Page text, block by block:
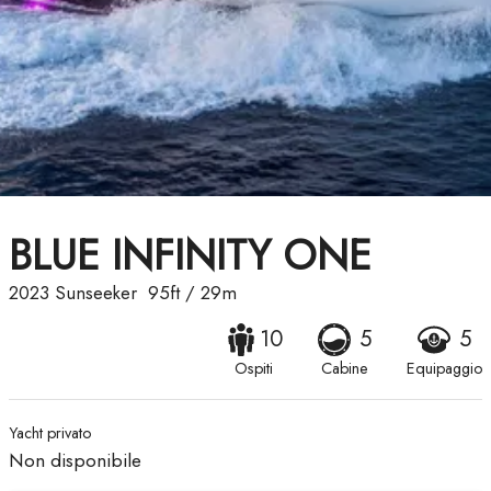
BLUE INFINITY ONE
2023 Sunseeker 95ft/ 29m
10
Ospiti
5
Cabine
5
Equipaggio
Yacht privato
Non disponibile